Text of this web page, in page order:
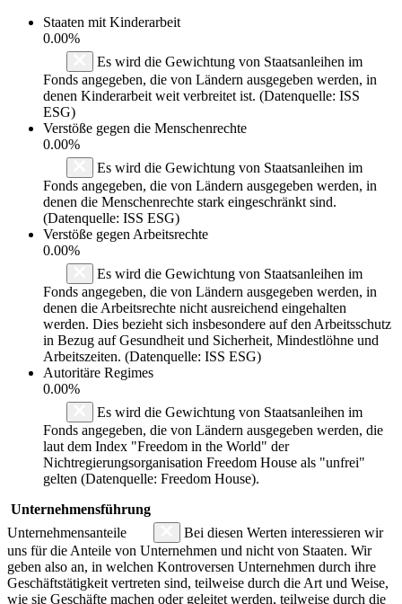
Staaten mit Kinderarbeit
0.00%
Es wird die Gewichtung von Staatsanleihen im
Fonds angegeben, die von Ländern ausgegeben werden, in
denen Kinderarbeit weit verbreitet ist. (Datenquelle: ISS
ESG)
Verstöße gegen die Menschenrechte
0.00%
Es wird die Gewichtung von Staatsanleihen im
Fonds angegeben, die von Ländern ausgegeben werden, in
denen die Menschenrechte stark eingeschränkt sind.
(Datenquelle: ISS ESG)
Verstöße gegen Arbeitsrechte
0.00%
Es wird die Gewichtung von Staatsanleihen im
Fonds angegeben, die von Ländern ausgegeben werden, in
denen die Arbeitsrechte nicht ausreichend eingehalten
werden. Dies bezieht sich insbesondere auf den Arbeitsschutz
in Bezug auf Gesundheit und Sicherheit, Mindestlöhne und
Arbeitszeiten. (Datenquelle: ISS ESG)
Autoritäre Regimes
0.00%
Es wird die Gewichtung von Staatsanleihen im
Fonds angegeben, die von Ländern ausgegeben werden, die
laut dem Index "Freedom in the World" der
Nichtregierungsorganisation Freedom House als "unfrei"
gelten (Datenquelle: Freedom House).
Unternehmensführung
Unternehmensanteile
Bei diesen Werten interessieren wir
uns für die Anteile von Unternehmen und nicht von Staaten. Wir
geben also an, in welchen Kontroversen Unternehmen durch ihre
Geschäftstätigkeit vertreten sind, teilweise durch die Art und Weise,
wie sie Geschäfte machen oder geleitet werden, teilweise durch die